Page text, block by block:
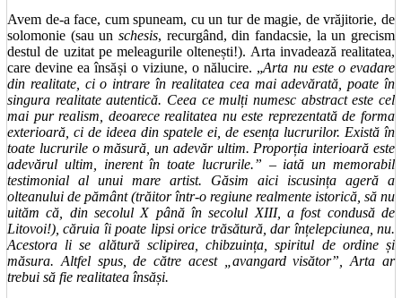
Avem de-a face, cum spuneam, cu un tur de magie, de vrăjitorie, de
solomonie (sau un schesis, recurgând, din fandacsie, la un grecism
destul de uzitat pe meleagurile oltenești!). Arta invadează realitatea,
care devine ea însăși o viziune, o nălucire. „Arta nu este o evadare
din realitate, ci o intrare în realitatea cea mai adevărată, poate în
singura realitate autentică. Ceea ce mulți numesc abstract este cel
mai pur realism, deoarece realitatea nu este reprezentată de forma
exterioară, ci de ideea din spatele ei, de esența lucrurilor. Există în
toate lucrurile o măsură, un adevăr ultim. Proporția interioară este
adevărul ultim, inerent în toate lucrurile.” – iată un memorabil
testimonial al unui mare artist. Găsim aici iscusința ageră a
olteanului de pământ (trăitor într-o regiune realmente istorică, să nu
uităm că, din secolul X până în secolul XIII, a fost condusă de
Litovoi!), căruia îi poate lipsi orice trăsătură, dar înțelepciunea, nu.
Acestora li se alătură sclipirea, chibzuința, spiritul de ordine și
măsura. Altfel spus, de către acest „avangard visător”, Arta ar
trebui să fie realitatea însăși.